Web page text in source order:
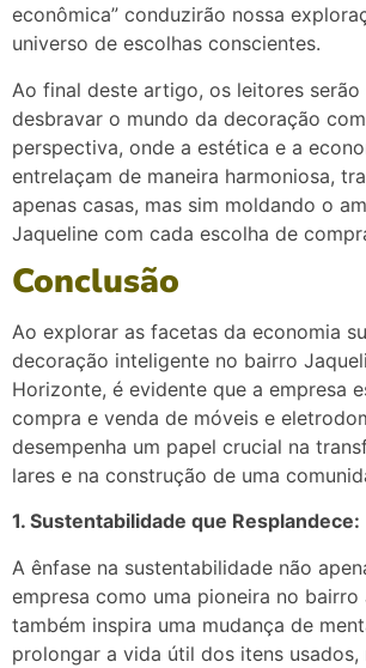
econômica” conduzirão nossa
universo de escolhas conscientes.
Ao final deste artigo, os leitores serão
desbravar o mundo da decoração
perspectiva, onde a estética e a
entrelaçam de maneira harmoniosa,
apenas casas, mas sim moldando o
Jaqueline com cada escolha de
Conclusão
Ao explorar as facetas da economia
decoração inteligente no bairro
Horizonte, é evidente que a empresa
compra e venda de móveis e
desempenha um papel crucial na
lares e na construção de uma
1. Sustentabilidade que Resplandece:
A ênfase na sustentabilidade não
empresa como uma pioneira no bairro
também inspira uma mudança de
prolongar a vida útil dos itens usados,